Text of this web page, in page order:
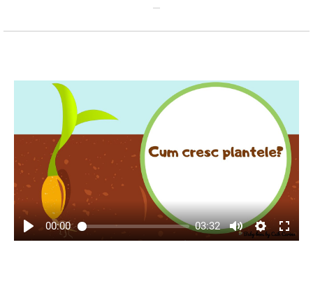
00:00 03:32